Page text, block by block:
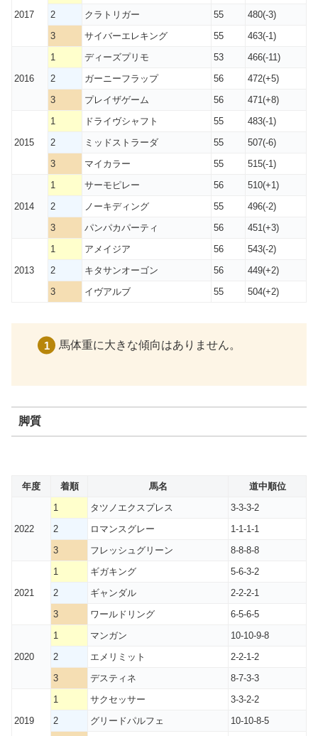
2017
2
クラトリガー 55
480(-3)
3
サイバーエレキング 55 463(-1)
2016
1 ディーズプリモ 53
466(-11)
2
ガーニーフラップ 56
472(+5)
3
プレイザゲーム 56 471(+8)
2015
1 ドライヴシャフト 55
483(-1)
2
ミッドストラーダ 55
507(-6)
3
マイカラー 55 515(-1)
2014
1 サーモピレー 56
510(+1)
2
ノーキディング 55
496(-2)
3
パンパカパーティ 56 451(+3)
2013
1 アメイジア 56
543(-2)
2
キタサンオーゴン 56
449(+2)
3
イヴアルブ 55 504(+2)
馬体重に大きな傾向はありません。
脚質
年度 着順 馬名 道中順位
2022
1 タツノエクスプレス
3-3-3-2
2
ロマンスグレー
1-1-1-1
3
フレッシュグリーン 8-8-8-8
2021
1 ギガキング
5-6-3-2
2
ギャンダル
2-2-2-1
3
ワールドリング 6-5-6-5
2020
1 マンガン
10-10-9-8
2
エメリミット
2-2-1-2
3
デスティネ 8-7-3-3
2019
1 サクセッサー
3-3-2-2
2
グリードパルフェ 10-10-8-5